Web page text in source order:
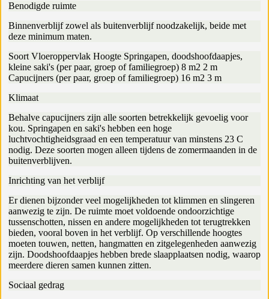
Benodigde ruimte
Binnenverblijf zowel als buitenverblijf noodzakelijk, beide met
deze minimum maten.
Soort Vloeroppervlak Hoogte Springapen, doodshoofdaapjes,
kleine saki's (per paar, groep of familiegroep) 8 m2 2 m
Capucijners (per paar, groep of familiegroep) 16 m2 3 m
Klimaat
Behalve capucijners zijn alle soorten betrekkelijk gevoelig voor
kou. Springapen en saki's hebben een hoge
luchtvochtigheidsgraad en een temperatuur van minstens 23 C
nodig. Deze soorten mogen alleen tijdens de zomermaanden in de
buitenverblijven.
Inrichting van het verblijf
Er dienen bijzonder veel mogelijkheden tot klimmen en slingeren
aanwezig te zijn. De ruimte moet voldoende ondoorzichtige
tussenschotten, nissen en andere mogelijkheden tot terugtrekken
bieden, vooral boven in het verblijf. Op verschillende hoogtes
moeten touwen, netten, hangmatten en zitgelegenheden aanwezig
zijn. Doodshoofdaapjes hebben brede slaapplaatsen nodig, waarop
meerdere dieren samen kunnen zitten.
Sociaal gedrag